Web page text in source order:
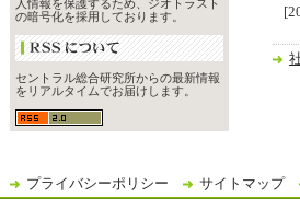
人情報を保護するため、ジオトラスト
の暗号化を採用しております。
セントラル総合研究所からの最新情報
をリアルタイムでお届けします。
プライバシーポリシー サイトマップ